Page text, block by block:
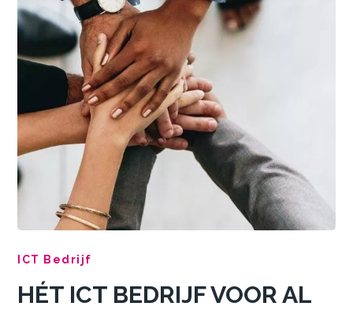
ICT Bedrijf
HÉT ICT BEDRIJF VOOR AL